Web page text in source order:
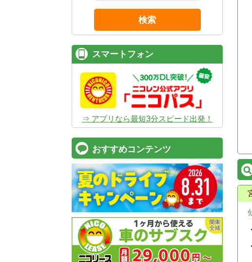
・
・
検索
スマートフォン
⇒ アプリなら最短3分スピード出発！
おすすめコンテンツ